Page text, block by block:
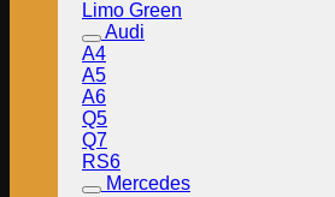
Limo Green
Audi
A4
A5
A6
Q5
Q7
RS6
Mercedes